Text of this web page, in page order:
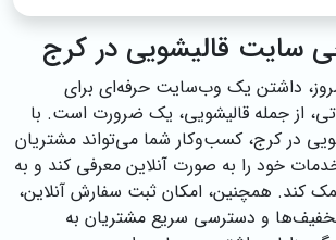
سایت قالیشویی در کرج
داشتن یک وب‌سایت حرفه‌ای برای
از جمله قالیشویی، یک ضرورت است. با
در کرج، کسب‌وکار شما می‌تواند مشتریان
خود را به صورت آنلاین معرفی کند و به
کمک کند. همچنین، امکان ثبت سفارش آنلاین،
تخفیف‌ها و دسترسی سریع مشتریان به